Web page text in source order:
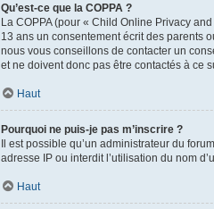
Qu’est-ce que la COPPA ?
La COPPA (pour « Child Online Privacy
13 ans un consentement écrit des parents
nous vous conseillons de contacter un
et ne doivent donc pas être contactés à ce
Haut
Pourquoi ne puis-je pas m’inscrire ?
Il est possible qu’un administrateur du
adresse IP ou interdit l’utilisation du nom
Haut